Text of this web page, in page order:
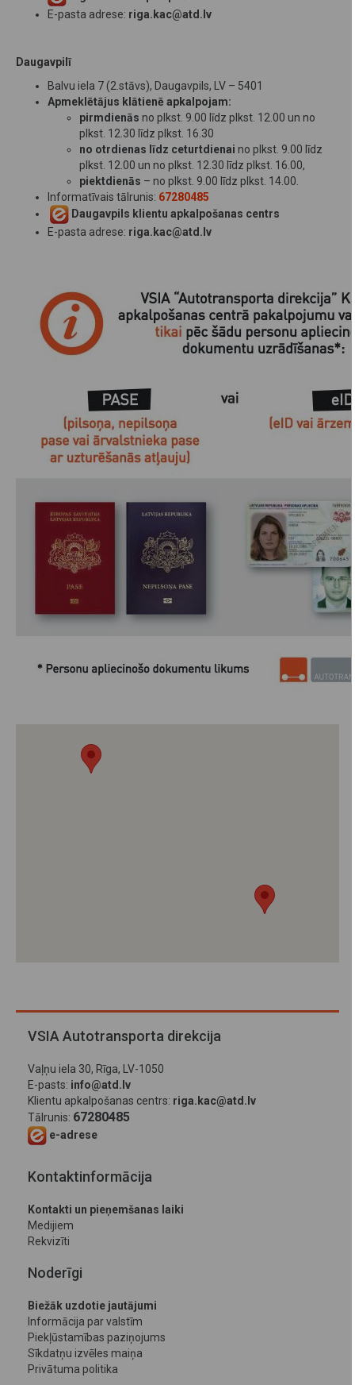
E-pasta adrese: riga.kac@atd.lv
Daugavpilī
Balvu iela 7 (2.stāvs), Daugavpils, LV – 5401
​Apmeklētājus klātienē apkalpojam:
pirmdienās no plkst. 9.00 līdz plkst. 12.00 un no
plkst. 12.30 līdz plkst. 16.30
no otrdienas līdz ceturtdienai no plkst. 9.00 līdz
plkst. 12.00 un no plkst. 12.30 līdz plkst. 16.00,
piektdienās – no plkst. 9.00 līdz plkst. 14.00.
Informatīvais tālrunis: 67280485
Daugavpils klientu apkalpošanas centrs
E-pasta adrese: riga.kac@atd.lv
VSIA Autotransporta direkcija
Vaļņu iela 30, Rīga, LV-1050
E-pasts: info@atd.lv
Klientu apkalpošanas centrs: riga.kac@atd.lv
Tālrunis: 67280485
e-adrese
Kontaktinformācija
Kontakti un pieņemšanas laiki
Medijiem
Rekvizīti
Noderīgi
Biežāk uzdotie jautājumi
Informācija par valstīm
Piekļūstamības paziņojums
Sīkdatņu izvēles maiņa
Privātuma politika